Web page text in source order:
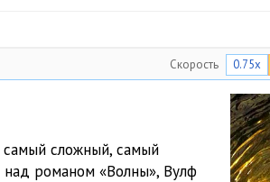
Скорость 0.75x
сложный, самый
романом «Волны», Вулф